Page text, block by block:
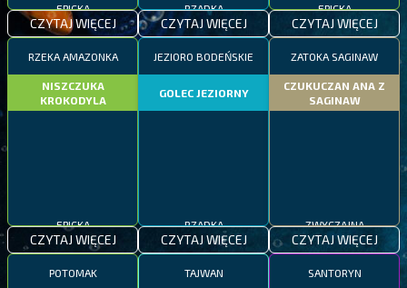
EPICKA
CZYTAJ WIĘCEJ
RZADKA
CZYTAJ WIĘCEJ
EPICKA
CZYTAJ WIĘCEJ
RZEKA AMAZONKA
NISZCZUKA
KROKODYLA
EPICKA
CZYTAJ WIĘCEJ
JEZIORO BODEŃSKIE
GOLEC JEZIORNY
RZADKA
CZYTAJ WIĘCEJ
ZATOKA SAGINAW
CZUKUCZAN ANA Z
SAGINAW
ZWYCZAJNA
CZYTAJ WIĘCEJ
POTOMAK TAJWAN SANTORYN